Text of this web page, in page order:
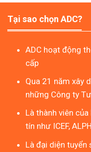
Tại sao chọn ADC?
ADC hoạt động
cấp
Qua 21 năm xây
những Công ty
Là thành viên
tín như ICEF,
Là đại diện